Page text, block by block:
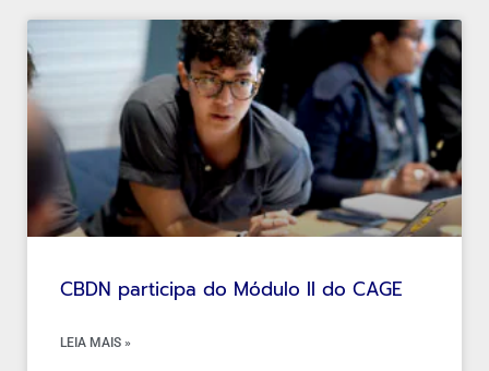
CBDN participa do Módulo II do CAGE
LEIA MAIS »